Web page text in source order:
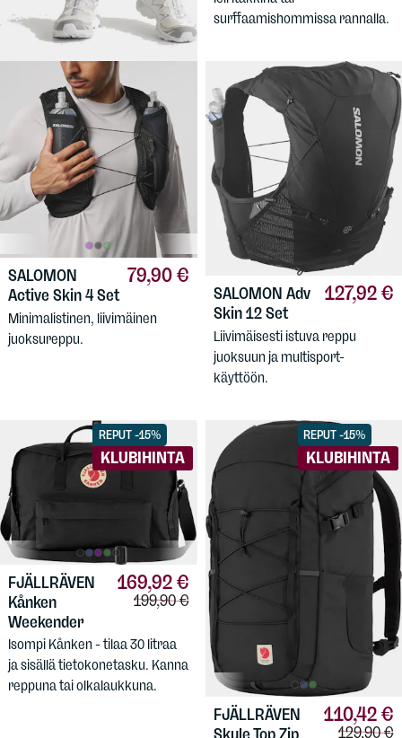
surffaamishommissa rannalla.
79,90 €
SALOMON
Active Skin 4 Set
Minimalistinen, liivimäinen
juoksureppu.
127,92 €
SALOMON Adv
Skin 12 Set
Liivimäisesti istuva reppu
juoksuun ja multisport-
käyttöön.
REPUT -15%
KLUBIHINTA
169,92 €
Vertailuhinta:
199,90 €
FJÄLLRÄVEN
Kånken
Weekender
Isompi Kånken - tilaa 30 litraa
ja sisällä tietokonetasku. Kanna
reppuna tai olkalaukkuna.
REPUT -15%
KLUBIHINTA
110,42 €
129,90 €
FJÄLLRÄVEN